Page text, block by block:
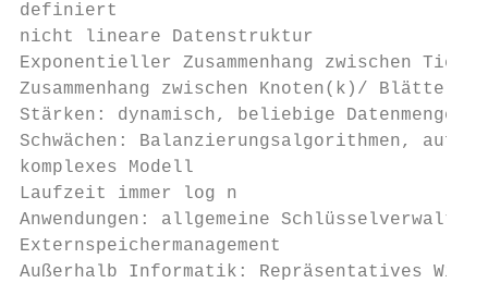
definiert
nicht lineare Datenstruktur
Exponentieller Zusammenhang zwischen
Zusammenhang zwischen Knoten(k)/
Stärken: dynamisch, beliebige Datenmenge,
Schwächen: Balanzierungsalgorithmen,
komplexes Modell
Laufzeit immer log n
Anwendungen: allgemeine
Externspeichermanagement
Außerhalb Informatik: Repräsentatives